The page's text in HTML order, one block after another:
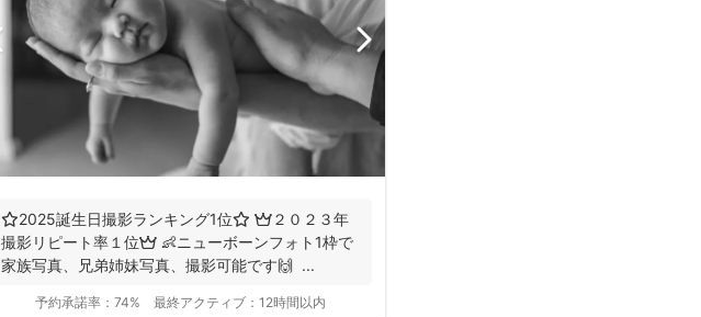
⭐️2025誕生日撮影ランキング1位⭐️ 👑２０２３年
撮影リピート率１位👑 👶ニューボーンフォト1枠で
家族写真、兄弟姉妹写真、撮影可能です🙌 ...
予約承諾率： 74% 最終アクティブ： 12時間以内